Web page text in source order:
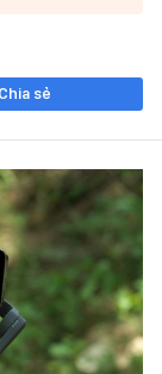
Chia sẻ